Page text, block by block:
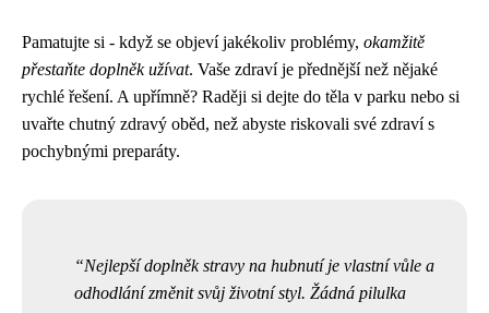
Pamatujte si - když se objeví jakékoliv problémy, okamžitě
přestaňte doplněk užívat. Vaše zdraví je přednější než nějaké
rychlé řešení. A upřímně? Raději si dejte do těla v parku nebo si
uvařte chutný zdravý oběd, než abyste riskovali své zdraví s
pochybnými preparáty.
Nejlepší doplněk stravy na hubnutí je vlastní vůle a
odhodlání změnit svůj životní styl. Žádná pilulka